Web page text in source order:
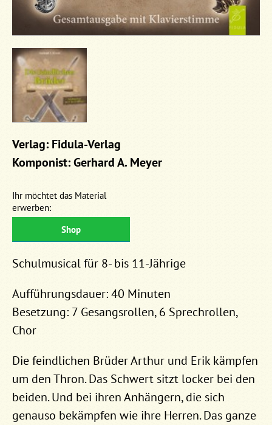
Verlag: Fidula-Verlag
Komponist: Gerhard A. Meyer
Ihr möchtet das Material
erwerben:
Shop
Schulmusical für 8- bis 11-Jährige
Aufführungsdauer: 40 Minuten
Besetzung: 7 Gesangsrollen, 6 Sprechrollen,
Chor
Die feindlichen Brüder Arthur und Erik kämpfen
um den Thron. Das Schwert sitzt locker bei den
beiden. Und bei ihren Anhängern, die sich
genauso bekämpfen wie ihre Herren. Das ganze